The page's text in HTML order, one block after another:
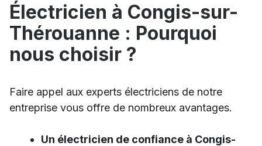
Électricien à Congis-sur-
Thérouanne : Pourquoi
nous choisir ?
Faire appel aux experts électriciens de notre
entreprise vous offre de nombreux avantages.
Un électricien de confiance à Congis-